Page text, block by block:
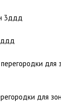
для